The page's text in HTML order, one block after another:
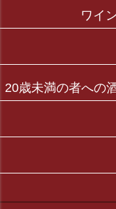
ワイ
20歳未満の者への